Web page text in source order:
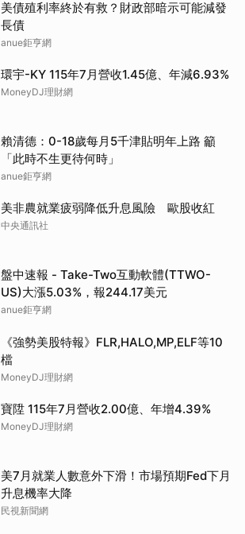
美債殖利率終於有救？財政部暗示可能減發
長債
anue鉅亨網
環宇-KY 115年7月營收1.45億、年減6.93%
MoneyDJ理財網
賴清德：0-18歲每月5千津貼明年上路 籲
「此時不生更待何時」
anue鉅亨網
美非農就業疲弱降低升息風險 歐股收紅
中央通訊社
盤中速報 - Take-Two互動軟體(TTWO-
US)大漲5.03%，報244.17美元
anue鉅亨網
《強勢美股特報》FLR,HALO,MP,ELF等10
檔
MoneyDJ理財網
寶陞 115年7月營收2.00億、年增4.39%
MoneyDJ理財網
美7月就業人數意外下滑！市場預期Fed下月
升息機率大降
民視新聞網